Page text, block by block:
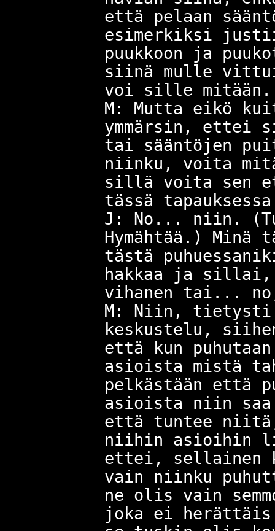
että pelaan
esimerkiksi
puukkoon ja
siinä mulle
voi sille
M: Mutta eikö
ymmärsin, ettei
tai sääntöjen
niinku, voita
sillä voita sen
tässä
J: No... niin.
Hymähtää.) Minä
tästä
hakkaa ja
vihanen tai...
M: Niin, tietysti
keskustelu,
että kun
asioista mistä
pelkästään että
asioista niin saa
että tuntee
niihin asioihin
ettei, sellainen
vain niinku
ne olis vain
joka ei